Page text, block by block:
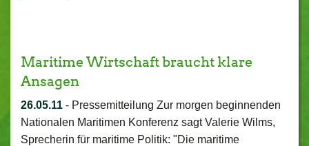
Maritime Wirtschaft braucht klare
Ansagen
26.05.11 - Pressemitteilung Zur morgen beginnenden
Nationalen Maritimen Konferenz sagt Valerie Wilms,
Sprecherin für maritime Politik: "Die maritime